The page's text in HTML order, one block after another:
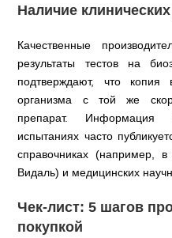
Наличие
Качественные
результаты тестов на
подтверждают, что копия
организма с той же
препарат. Информация
испытаниях часто
справочниках (например,
Видаль) и медицинских
Чек-лист: 5 шагов
покупкой